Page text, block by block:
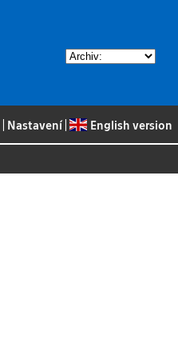
Nastavení| English version